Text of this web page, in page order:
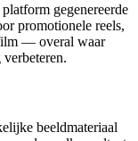
gegenereerde
promotionele reels,
— overal waar
beeldmateriaal